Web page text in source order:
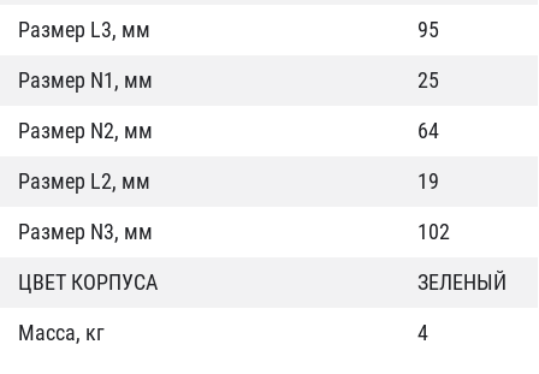
Размер L3, мм
95
Размер N1, мм
25
Размер N2, мм
64
Размер L2, мм
19
Размер N3, мм
102
ЦВЕТ КОРПУСА
ЗЕЛЕНЫЙ
Масса, кг
4